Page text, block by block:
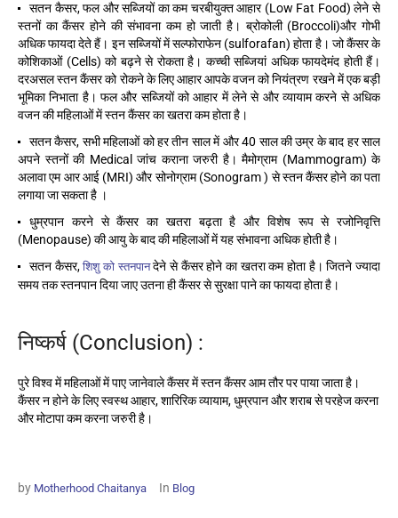
सतन कैसर, फल और सब्जियों का कम चरबीयुक्त आहार (Low Fat Food) लेने से
स्तनों का कैंसर होने की संभावना कम हो जाती है। ब्रोकोली (Broccoli)और गोभी
अधिक फायदा देते हैं। इन सब्जियों में सल्फोराफेन (sulforafan) होता है। जो कैंसर के
कोशिकाओं (Cells) को बढ़ने से रोकता है। कच्ची सब्जियां अधिक फायदेमंद होती हैं।
दरअसल स्तन कैंसर को रोकने के लिए आहार आपके वजन को नियंत्रण रखने में एक बड़ी
भूमिका निभाता है। फल और सब्जियों को आहार में लेने से और व्यायाम करने से अधिक
वजन की महिलाओं में स्तन कैंसर का खतरा कम होता है।
सतन कैसर, सभी महिलाओं को हर तीन साल में और 40 साल की उम्र के बाद हर साल
अपने स्तनों की Medical जांच कराना जरुरी है। मैमोग्राम (Mammogram) के
अलावा एम आर आई (MRI) और सोनोग्राम (Sonogram ) से स्तन कैंसर होने का पता
लगाया जा सकता है ।
धुम्रपान करने से कैंसर का खतरा बढ़ता है और विशेष रूप से रजोनिवृत्ति
(Menopause) की आयु के बाद की महिलाओं में यह संभावना अधिक होती है।
सतन कैसर,शिशु को स्तनपानदेने से कैंसर होने का खतरा कम होता है। जितने ज्यादा
समय तक स्तनपान दिया जाए उतना ही कैंसर से सुरक्षा पाने का फायदा होता है।
निष्कर्ष (Conclusion) :
पुरे विश्व में महिलाओं में पाए जानेवाले कैंसर में स्तन कैंसर आम तौर पर पाया जाता है।
कैंसर न होने के लिए स्वस्थ आहार, शारिरिक व्यायाम, धुम्रपान और शराब से परहेज करना
और मोटापा कम करना जरुरी है।
by Motherhood Chaitanya In Blog